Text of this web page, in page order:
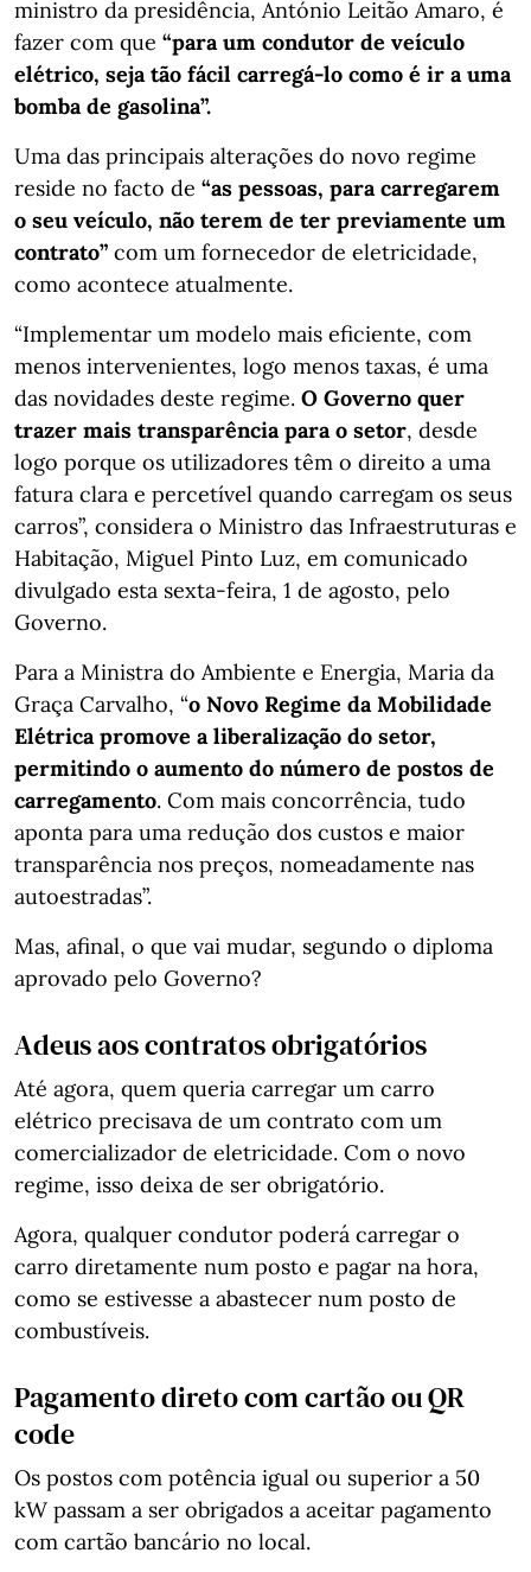
ministro da presidência, António Leitão Amaro, é
fazer com que “para um condutor de veículo
elétrico, seja tão fácil carregá-lo como é ir a uma
bomba de gasolina”.
Uma das principais alterações do novo regime
reside no facto de “as pessoas, para carregarem
o seu veículo, não terem de ter previamente um
contrato” com um fornecedor de eletricidade,
como acontece atualmente.
“Implementar um modelo mais eficiente, com
menos intervenientes, logo menos taxas, é uma
das novidades deste regime. O Governo quer
trazer mais transparência para o setor, desde
logo porque os utilizadores têm o direito a uma
fatura clara e percetível quando carregam os seus
carros”, considera o Ministro das Infraestruturas e
Habitação, Miguel Pinto Luz, em comunicado
divulgado esta sexta-feira, 1 de agosto, pelo
Governo.
Para a Ministra do Ambiente e Energia, Maria da
Graça Carvalho, “o Novo Regime da Mobilidade
Elétrica promove a liberalização do setor,
permitindo o aumento do número de postos de
carregamento. Com mais concorrência, tudo
aponta para uma redução dos custos e maior
transparência nos preços, nomeadamente nas
autoestradas”.
Mas, afinal, o que vai mudar, segundo o diploma
aprovado pelo Governo?
Adeus aos contratos obrigatórios
Até agora, quem queria carregar um carro
elétrico precisava de um contrato com um
comercializador de eletricidade. Com o novo
regime, isso deixa de ser obrigatório.
Agora, qualquer condutor poderá carregar o
carro diretamente num posto e pagar na hora,
como se estivesse a abastecer num posto de
combustíveis.
Pagamento direto com cartão ou QR
code
Os postos com potência igual ou superior a 50
kW passam a ser obrigados a aceitar pagamento
com cartão bancário no local.